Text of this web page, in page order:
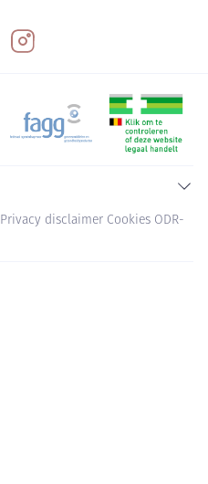
Privacy disclaimer Cookies ODR-